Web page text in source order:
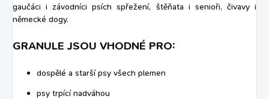
gaučáci i závodníci psích spřežení, štěňata i senioři, čivavy i
německé dogy.
GRANULE JSOU VHODNÉ PRO:
dospělé a starší psy všech plemen
psy trpící nadváhou